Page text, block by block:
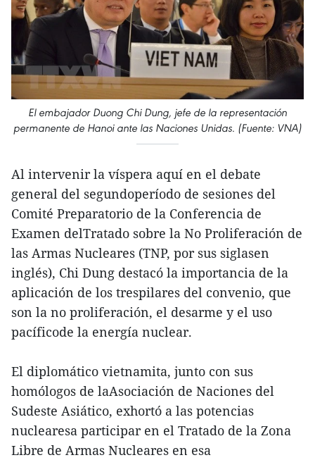
El embajador Duong Chi Dung, jefe de la representación
permanente de Hanoi ante las Naciones Unidas. (Fuente: VNA)
Al intervenir la víspera aquí en el debate
general del segundoperíodo de sesiones del
Comité Preparatorio de la Conferencia de
Examen delTratado sobre la No Proliferación de
las Armas Nucleares (TNP, por sus siglasen
inglés), Chi Dung destacó la importancia de la
aplicación de los trespilares del convenio, que
son la no proliferación, el desarme y el uso
pacíficode la energía nuclear.
El diplomático vietnamita, junto con sus
homólogos de laAsociación de Naciones del
Sudeste Asiático, exhortó a las potencias
nuclearesa participar en el Tratado de la Zona
Libre de Armas Nucleares en esa